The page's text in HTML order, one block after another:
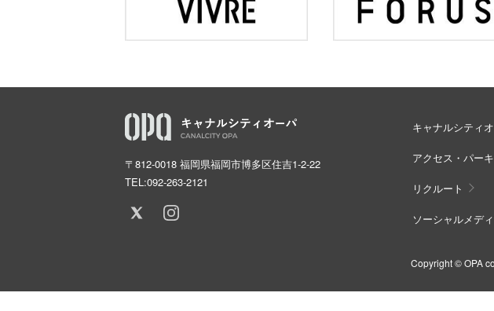
〒812-0018 福岡県福岡市博多区住吉1-2-22
TEL:092-263-2121
キャナルシティ
アクセス・パー
リクルート
ソーシャルメデ
Copyright © OPA